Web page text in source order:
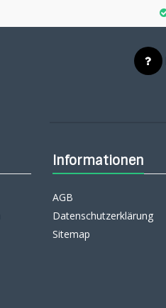
Informationen
AGB
Datenschutzerklärung
Sitemap